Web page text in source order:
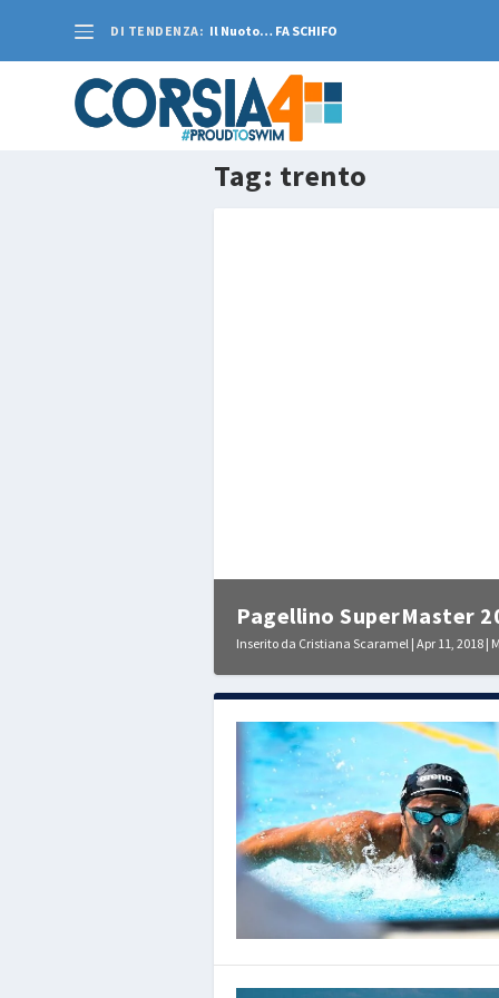
DI TENDENZA: Il Nuoto… FA SCHIFO
Tag: trento
Pagellino SuperMaster
Inserito da Cristiana Scaramel | Apr 11, 2018 |